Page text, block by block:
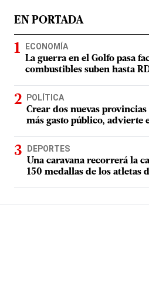
EN PORTADA
ECONOMÍA
La guerra en el Golfo pasa
combustibles suben hasta
POLÍTICA
Crear dos nuevas
más gasto público, advierte
DEPORTES
Una caravana recorrerá la
150 medallas de los atletas